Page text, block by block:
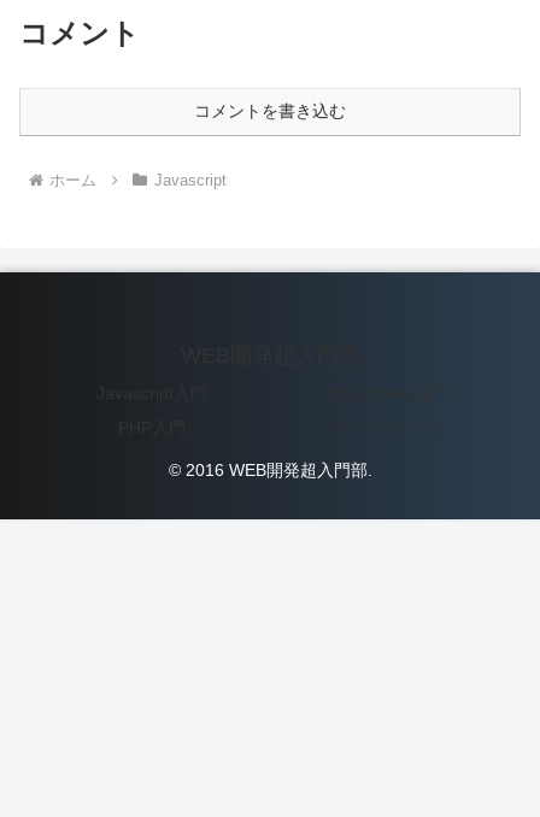
コメント
コメントを書き込む
ホーム Javascript
© 2016 WEB開発超入門部.